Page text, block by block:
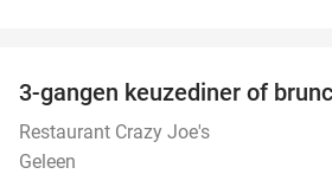
3-gangen keuzediner of
Restaurant Crazy Joe's
Geleen